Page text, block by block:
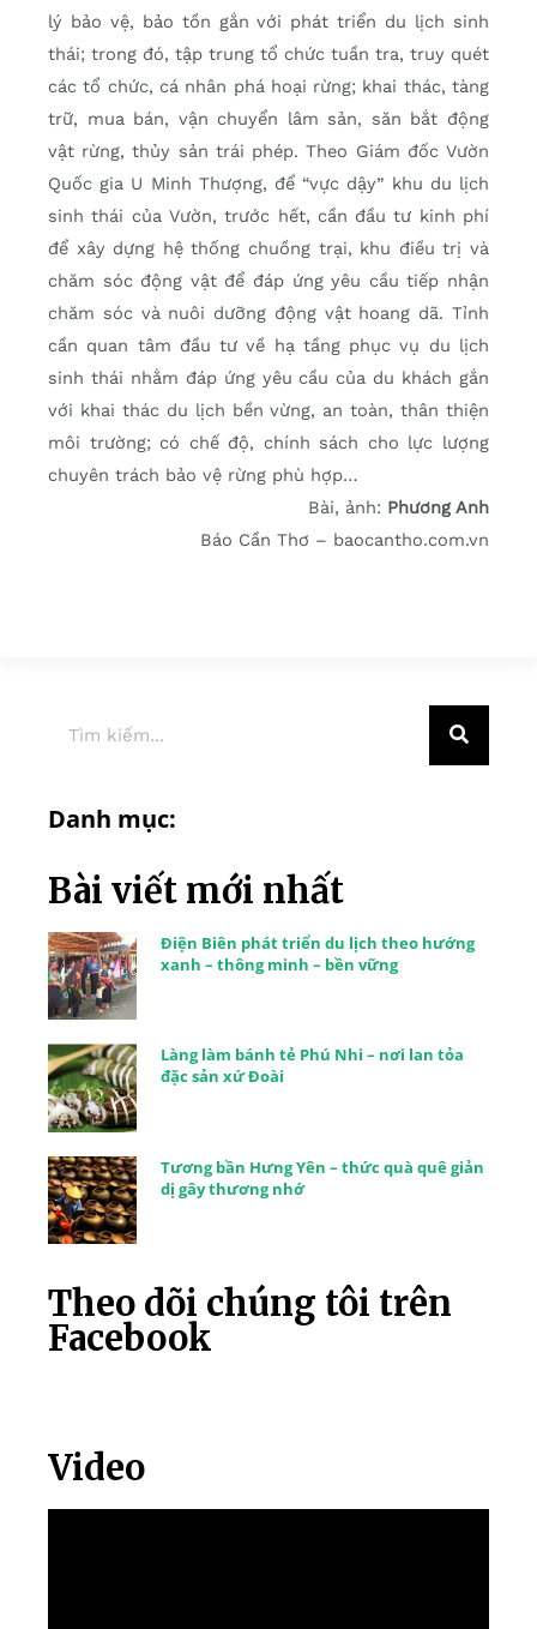
lý bảo vệ, bảo tồn gắn với phát triển du lịch sinh
thái; trong đó, tập trung tổ chức tuần tra, truy quét
các tổ chức, cá nhân phá hoại rừng; khai thác, tàng
trữ, mua bán, vận chuyển lâm sản, săn bắt động
vật rừng, thủy sản trái phép. Theo Giám đốc Vườn
Quốc gia U Minh Thượng, để “vực dậy” khu du lịch
sinh thái của Vườn, trước hết, cần đầu tư kinh phí
để xây dựng hệ thống chuồng trại, khu điều trị và
chăm sóc động vật để đáp ứng yêu cầu tiếp nhận
chăm sóc và nuôi dưỡng động vật hoang dã. Tỉnh
cần quan tâm đầu tư về hạ tầng phục vụ du lịch
sinh thái nhằm đáp ứng yêu cầu của du khách gắn
với khai thác du lịch bền vừng, an toàn, thân thiện
môi trường; có chế độ, chính sách cho lực lượng
chuyên trách bảo vệ rừng phù hợp…
Bài, ảnh: Phương Anh
Báo Cần Thơ – baocantho.com.vn
Danh mục:
Bài viết mới nhất
Điện Biên phát triển du lịch theo hướng
xanh – thông minh – bền vững
Làng làm bánh tẻ Phú Nhi – nơi lan tỏa
đặc sản xứ Đoài
Tương bần Hưng Yên – thức quà quê giản
dị gây thương nhớ
Theo dõi chúng tôi trên
Facebook
Video